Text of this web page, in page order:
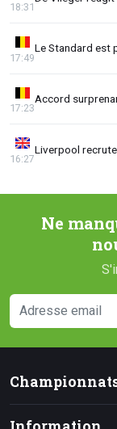
18:31
Le Standard est
17:49
Accord
17:23
Liverpool recrute
16:27
Ne